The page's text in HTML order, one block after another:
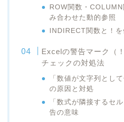
ROW関数・
み合わせた動的参照
INDIRECT関数と！
Excelの警告マーク（
チェックの対処法
「数値が文字列とし
の原因と対処
「数式が隣接するセ
告の意味